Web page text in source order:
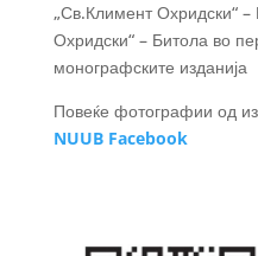
„Св.Климент Охридски“
Охридски“ – Битола во
монографските изданија
Повеќе фотографии од
NUUB Facebook